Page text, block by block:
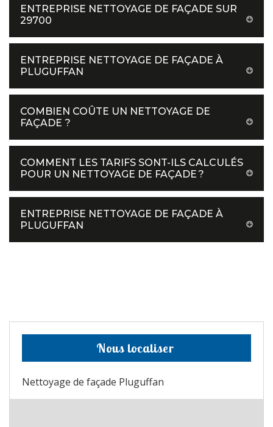
ENTREPRISE NETTOYAGE DE FAÇADE SUR
29700
ENTREPRISE NETTOYAGE DE FAÇADE À
PLUGUFFAN
COMBIEN COÛTE UN NETTOYAGE DE
FAÇADE ?
COMMENT LES TARIFS SONT-ILS CALCULÉS
POUR UN NETTOYAGE DE FAÇADE ?
ENTREPRISE NETTOYAGE DE FAÇADE À
PLUGUFFAN
Nous localiser
Nettoyage de façade Pluguffan